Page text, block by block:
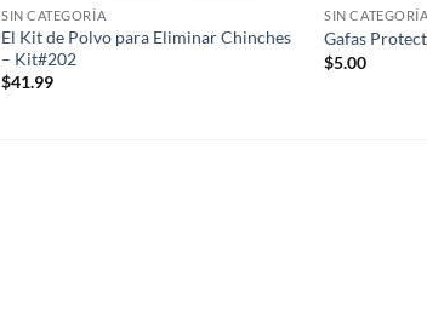
SIN CATEGORÍA
El Kit de Polvo para Eliminar Chinches
– Kit#202
$41.99
SIN CATEGORÍA
Gafas
$5.00